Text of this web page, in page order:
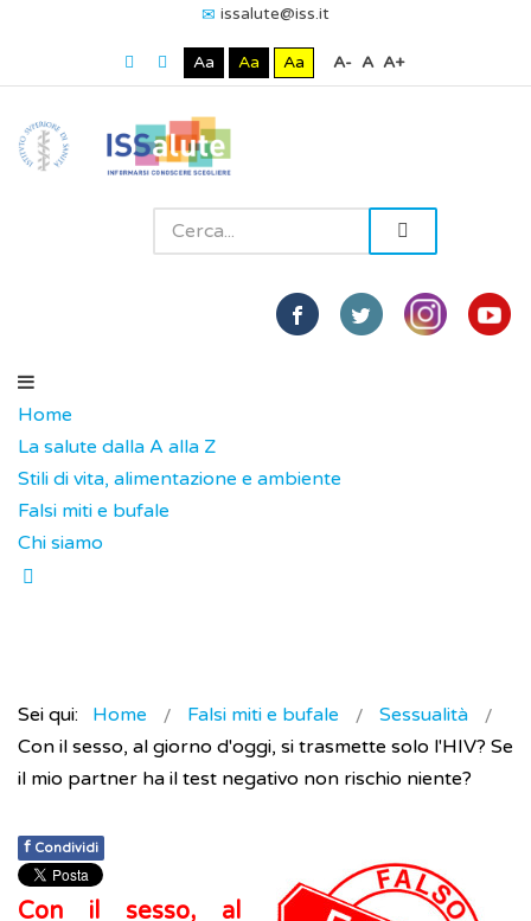
issalute@iss.it
Aa Aa Aa A- A A+
Home
La salute dalla A alla Z
Stili di vita, alimentazione e ambiente
Falsi miti e bufale
Chi siamo
Sei qui: Home Falsi miti e bufale
Sessualità
Con il sesso, al giorno d'oggi, si trasmette solo l'HIV? Se
il mio partner ha il test negativo non rischio niente?
f Condividi
Con il sesso, al